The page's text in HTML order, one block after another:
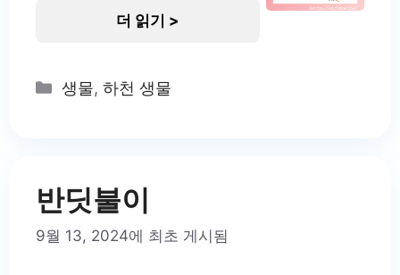
태학적으로 중요한 위치를 차지
하고 있으며, 한국의 수생태계 다
의 중류에서 하류, 그리고 저수지
와 같은 정수 환경에서도 서식합
더 읽기 >
Categories
생물, 하천 생물
반딧불이
9월 13, 2024에 최초 게시됨